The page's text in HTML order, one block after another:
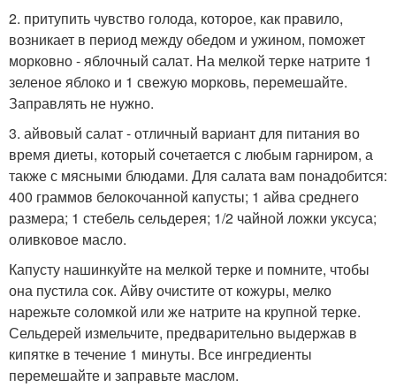
2. притупить чувство голода, которое, как правило,
возникает в период между обедом и ужином, поможет
морковно - яблочный салат. На мелкой терке натрите 1
зеленое яблоко и 1 свежую морковь, перемешайте.
Заправлять не нужно.
3. айвовый салат - отличный вариант для питания во
время диеты, который сочетается с любым гарниром, а
также с мясными блюдами. Для салата вам понадобится:
400 граммов белокочанной капусты; 1 айва среднего
размера; 1 стебель сельдерея; 1/2 чайной ложки уксуса;
оливковое масло.
Капусту нашинкуйте на мелкой терке и помните, чтобы
она пустила сок. Айву очистите от кожуры, мелко
нарежьте соломкой или же натрите на крупной терке.
Сельдерей измельчите, предварительно выдержав в
кипятке в течение 1 минуты. Все ингредиенты
перемешайте и заправьте маслом.